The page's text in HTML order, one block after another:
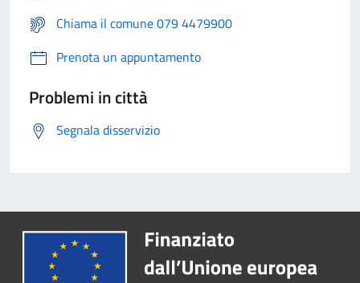
Chiama il comune 079 4479900
Prenota un appuntamento
Problemi in città
Segnala disservizio